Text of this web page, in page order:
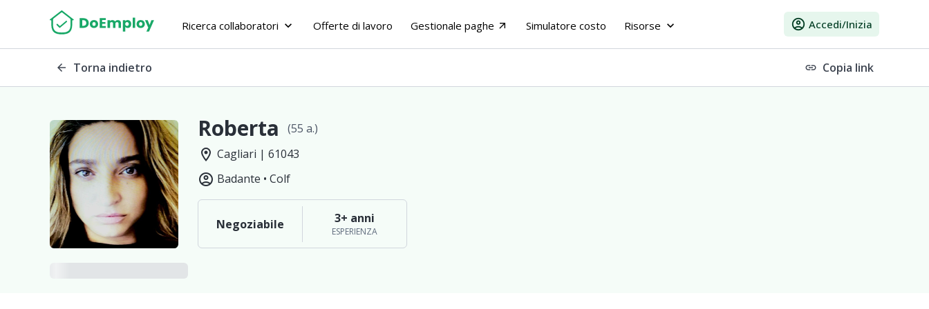
Ricerca collaboratori keyboard_arrow_down Offerte di lavoro Gestionale paghe arrow_outward Simulatore costo Risorse keyboard_arrow_down account_circle Accedi/Inizia
arrow_back Torna indietro link Copia link
Roberta (55 a.)
location_on Cagliari | 61043
account_circle Badante • Colf
Negoziabile 3+ anni
ESPERIENZA